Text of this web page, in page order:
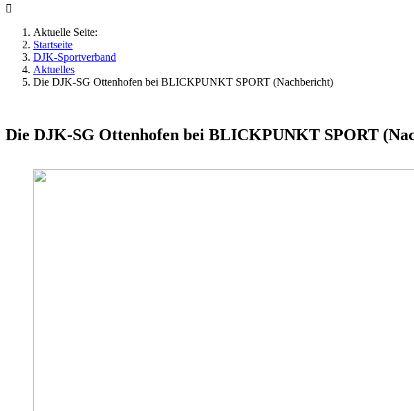
Aktuelle Seite:
Startseite
DJK-Sportverband
Aktuelles
Die DJK-SG Ottenhofen bei BLICKPUNKT SPORT (Nachbericht)
Die DJK-SG Ottenhofen bei BLICKPUNKT SPORT